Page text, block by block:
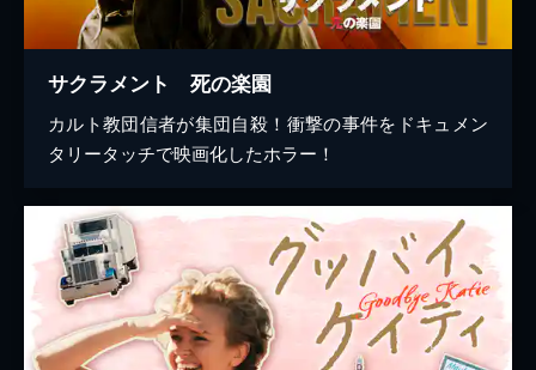
サクラメント 死の楽園
カルト教団信者が集団自殺！衝撃の事件をドキュメン
タリータッチで映画化したホラー！